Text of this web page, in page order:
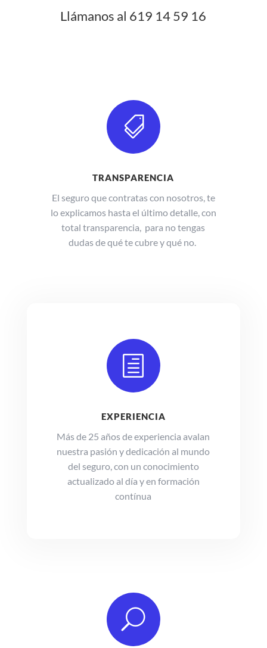
Llámanos al 619 14 59 16

TRANSPARENCIA
El seguro que contratas con nosotros, te
lo explicamos hasta el último detalle, con
total transparencia, para no tengas
dudas de qué te cubre y qué no.
h
EXPERIENCIA
Más de 25 años de experiencia avalan
nuestra pasión y dedicación al mundo
del seguro, con un conocimiento
actualizado al día y en formación
contínua
U